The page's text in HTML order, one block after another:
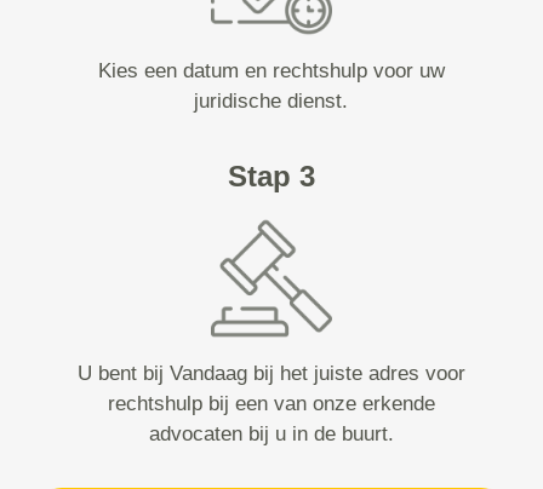
Kies een datum en rechtshulp voor uw
juridische dienst.
Stap 3
U bent bij Vandaag bij het juiste adres voor
rechtshulp bij een van onze erkende
advocaten bij u in de buurt.